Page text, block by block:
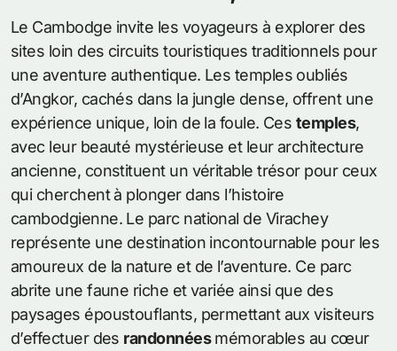
Le Cambodge invite les voyageurs à explorer des
sites loin des circuits touristiques traditionnels pour
une aventure authentique. Les temples oubliés
d’Angkor, cachés dans la jungle dense, offrent une
expérience unique, loin de la foule. Ces temples,
avec leur beauté mystérieuse et leur architecture
ancienne, constituent un véritable trésor pour ceux
qui cherchent à plonger dans l’histoire
cambodgienne. Le parc national de Virachey
représente une destination incontournable pour les
amoureux de la nature et de l’aventure. Ce parc
abrite une faune riche et variée ainsi que des
paysages époustouflants, permettant aux visiteurs
d’effectuer des randonnéesmémorables au cœur